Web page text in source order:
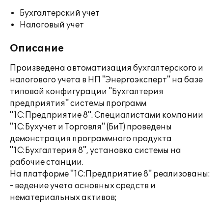
Бухгалтерский учет
Налоговый учет
Описание
Произведена автоматизация бухгалтерского и
налогового учета в НП "Энергоэксперт" на базе
типовой конфигурации "Бухгалтерия
предприятия" системы программ
"1С:Предприятие 8". Специалистами компании
"1С:Бухучет и Торговля" (БиТ) проведены
демонстрация программного продукта
"1С:Бухгалтерия 8", установка системы на
рабочие станции.
На платформе "1С:Предприятие 8" реализованы:
- ведение учета основных средств и
нематериальных активов;